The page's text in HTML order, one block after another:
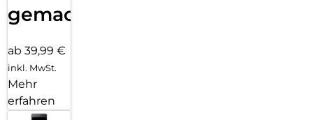
gemacht!
ab 39,99 €
inkl. MwSt.
Mehr
erfahren